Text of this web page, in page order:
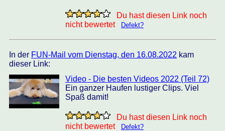
Du hast diesen Link noch
nicht bewertet
Defekt?
In der FUN-Mail vom Dienstag, den 16.08.2022 kam
dieser Link:
Video - Die besten Videos 2022 (Teil 72)
Ein ganzer Haufen lustiger Clips. Viel
Spaß damit!
Du hast diesen Link noch
nicht bewertet
Defekt?